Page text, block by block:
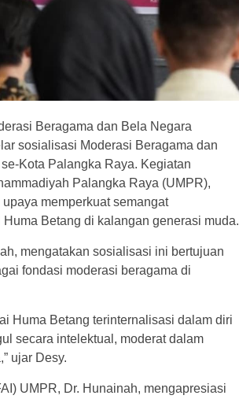
Beragama dan Bela Negara
sosialisasi Moderasi Beragama dan
Kota Palangka Raya. Kegiatan
Palangka Raya (UMPR),
memperkuat semangat
Betang di kalangan generasi muda.
mengatakan sosialisasi ini bertujuan
fondasi moderasi beragama di
Huma Betang terinternalisasi dalam diri
secara intelektual, moderat dalam
ujar Desy.
UMPR, Dr. Hunainah, mengapresiasi